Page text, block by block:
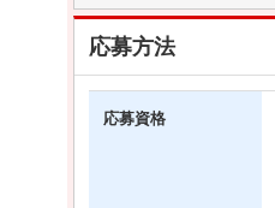
応募方法
応募資格